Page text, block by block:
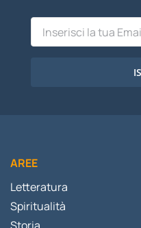
AREE
Letteratura
Spiritualità